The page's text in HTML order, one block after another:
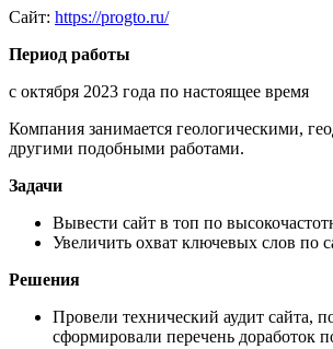
Сайт: https://progto.ru/
Период работы
с октября 2023 года по настоящее время
Компания занимается геологическими,
другими подобными работами.
Задачи
Вывести сайт в топ по
Увеличить охват ключевых слов по
Решения
Провели технический аудит сайта,
сформировали перечень доработок